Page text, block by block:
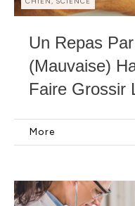
Un Repas
(mauvaise)
Faire Grossir
More